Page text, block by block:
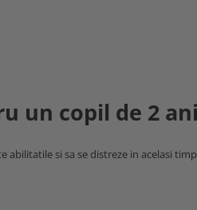
un copil de 2
si sa se distreze in acelasi